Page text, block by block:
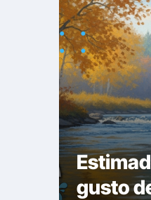
gusto